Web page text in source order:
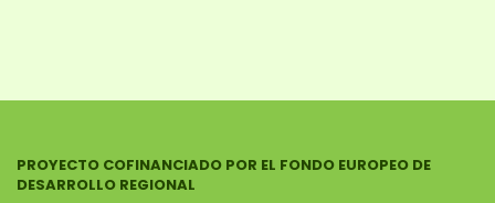
PROYECTO COFINANCIADO POR EL FONDO EUROPEO DE
DESARROLLO REGIONAL